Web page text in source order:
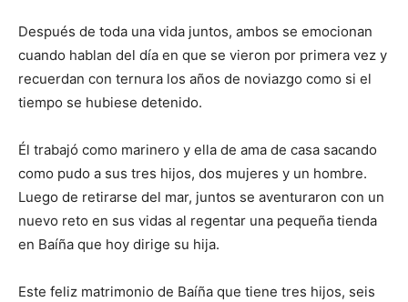
Después de toda una vida juntos, ambos se emocionan
cuando hablan del día en que se vieron por primera vez y
recuerdan con ternura los años de noviazgo como si el
tiempo se hubiese detenido.
Él trabajó como marinero y ella de ama de casa sacando
como pudo a sus tres hijos, dos mujeres y un hombre.
Luego de retirarse del mar, juntos se aventuraron con un
nuevo reto en sus vidas al regentar una pequeña tienda
en Baíña que hoy dirige su hija.
Este feliz matrimonio de Baíña que tiene tres hijos, seis